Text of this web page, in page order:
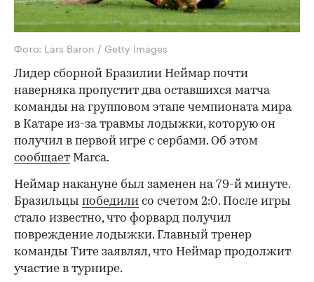
Фото: Lars Baron / Getty Images
Лидер сборной Бразилии Неймар почти
наверняка пропустит два оставшихся матча
команды на групповом этапе чемпионата мира
в Катаре из-за травмы лодыжки, которую он
получил в первой игре с сербами. Об этом
сообщает Marca.
Неймар накануне был заменен на 79-й минуте.
Бразильцы победили со счетом 2:0. После игры
стало известно, что форвард получил
повреждение лодыжки. Главный тренер
команды Тите заявлял, что Неймар продолжит
участие в турнире.